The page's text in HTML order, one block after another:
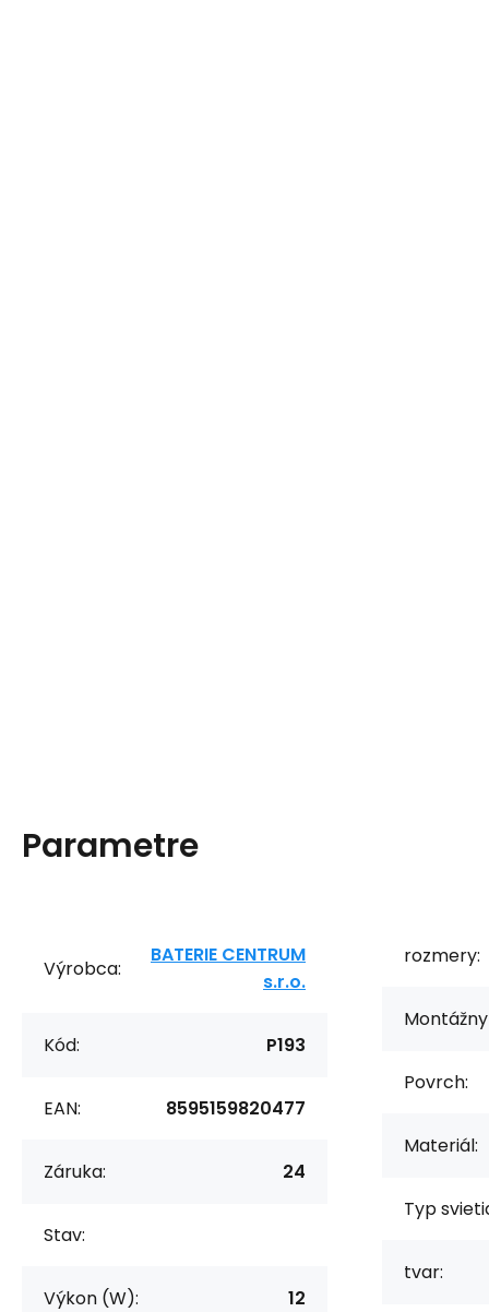
Parametre
Výrobca:
BATERIE CENTRUM
s.r.o.
Kód: P193
EAN: 8595159820477
Záruka: 24
Stav:
Výkon (W): 12
rozmery:
Povrch:
Materiál:
Typ
tvar: